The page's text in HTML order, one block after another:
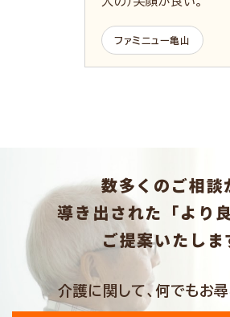
ファミニュー亀山
数多くのご相談
導き出された「より良
ご提案いたしま
介護に関して、何でもお